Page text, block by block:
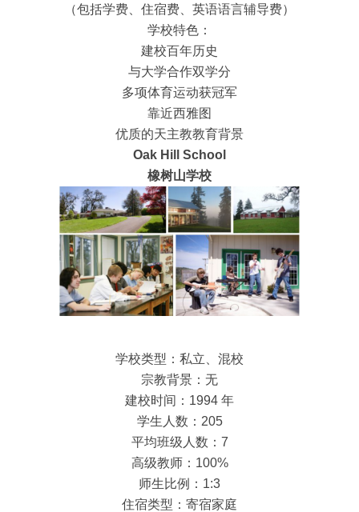
（包括学费、住宿费、英语语言辅导费）
学校特色：
建校百年历史
与大学合作双学分
多项体育运动获冠军
靠近西雅图
优质的天主教教育背景
Oak Hill School
橡树山学校
学校类型：私立、混校
宗教背景：无
建校时间：1994 年
学生人数：205
平均班级人数：7
高级教师：100%
师生比例：1:3
住宿类型：寄宿家庭